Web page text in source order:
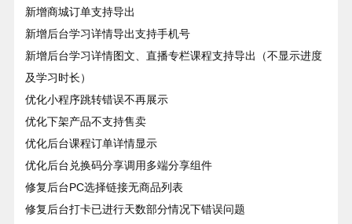
新增商城订单支持导出
新增后台学习详情导出支持手机号
新增后台学习详情图文、直播专栏课程支持导出（不显示进度
及学习时长）
优化小程序跳转错误不再展示
优化下架产品不支持售卖
优化后台课程订单详情显示
优化后台兑换码分享调用多端分享组件
修复后台PC选择链接无商品列表
修复后台打卡已进行天数部分情况下错误问题